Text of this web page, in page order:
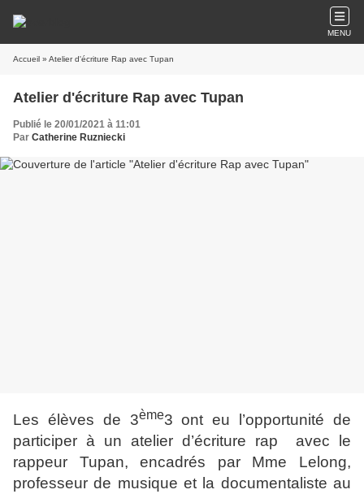
MENU
Accueil » Atelier d'écriture Rap avec Tupan
Atelier d'écriture Rap avec Tupan
Publié le 20/01/2021 à 11:01
Par Catherine Ruzniecki
Les élèves de 3ème3 ont eu l’opportunité de
participer à un atelier d’écriture rap avec le
rappeur Tupan, encadrés par Mme Lelong,
professeur de musique et la documentaliste au